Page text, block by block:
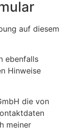
auf diesem
ebenfalls
Hinweise
die von
meiner